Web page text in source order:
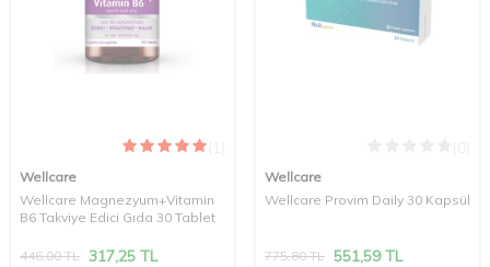
Wellcare
Wellcare Magnezyum+Vitamin
B6 Takviye Edici Gıda 30 Tablet
446,00TL 317,25 TL
Wellcare
Wellcare Provim Daily 30 Kapsül
775,80TL 551,59TL